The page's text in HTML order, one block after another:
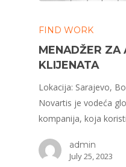
FIND WORK
MENADŽER ZA
KLIJENATA
Lokacija: Sarajevo,
Novartis je vodeća
kompanija, koja
admin
July 25, 2023